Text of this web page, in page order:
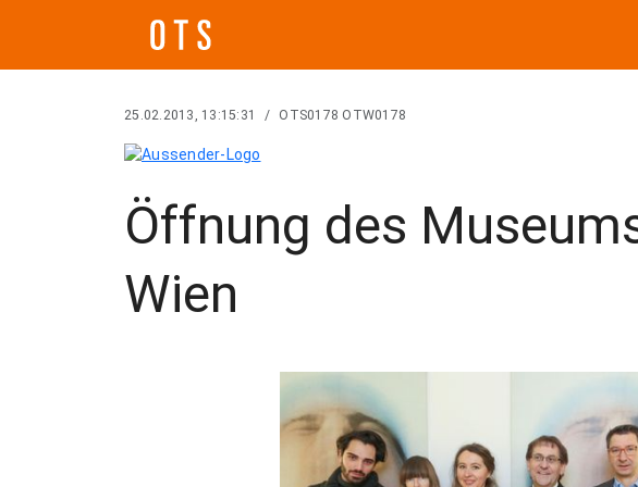
25.02.2013, 13:15:31 / OTS0178 OTW0178
Öffnung des
Wien